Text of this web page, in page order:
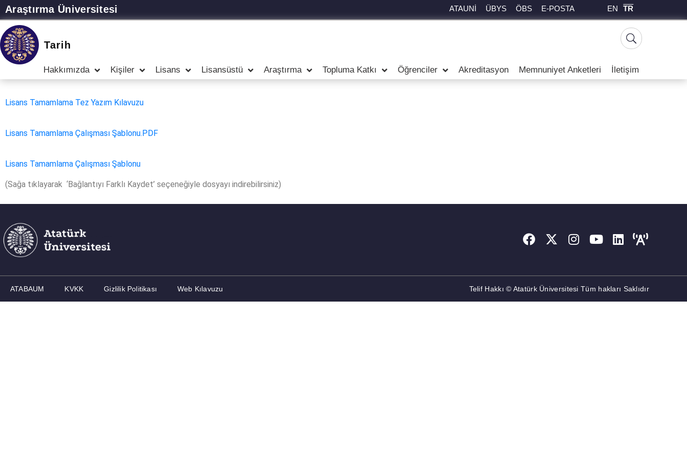
Araştırma Üniversitesi ATAUNİ ÜBYS ÖBS E-POSTA EN TR
Tarih
Hakkımızda Kişiler Lisans Lisansüstü Araştırma Topluma Katkı Öğrenciler Akreditasyon Memnuniyet Anketleri İletişim
Lisans Tamamlama Tez Yazım Kılavuzu
Lisans Tamamlama Çalışması Şablonu.PDF
Lisans Tamamlama Çalışması Şablonu
(Sağa tıklayarak ‘Bağlantıyı Farklı Kaydet’ seçeneğiyle dosyayı indirebilirsiniz)
ATABAUM KVKK Gizlilik Politikası Web Kılavuzu Telif Hakkı © Atatürk Üniversitesi Tüm hakları Saklıdır